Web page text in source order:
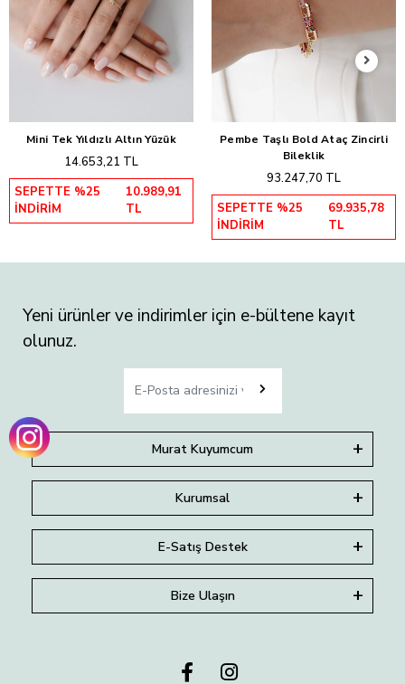
Sepete Ekle
Mini Tek Yıldızlı Altın Yüzük
14.653,21 TL
SEPETTE %25
İNDİRİM
10.989,91
TL
Sepete Ekle
Pembe Taşlı Bold Ataç Zincirli
Bileklik
93.247,70 TL
SEPETTE %25
İNDİRİM
69.935,78
TL
Yeni ürünler ve indirimler için e-bültene kayıt
olunuz.
Murat Kuyumcum
Kurumsal
E-Satış Destek
Bize Ulaşın